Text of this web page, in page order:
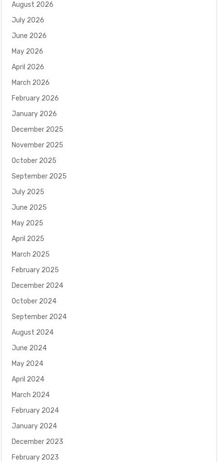
August 2026
July 2026
June 2026
May 2026
April 2026
March 2026
February 2026
January 2026
December 2025
November 2025
October 2025
September 2025
July 2025
June 2025
May 2025
April 2025
March 2025
February 2025
December 2024
October 2024
September 2024
August 2024
June 2024
May 2024
April 2024
March 2024
February 2024
January 2024
December 2023
February 2023